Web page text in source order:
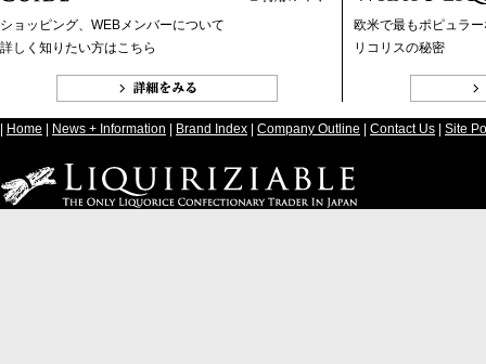
ショッピング、WEBメンバーについて
詳しく知りたい方はこちら
欧米で最もポピュラ
リコリスの秘密
Home News + Information Brand Index Company Outline Contact Us Site